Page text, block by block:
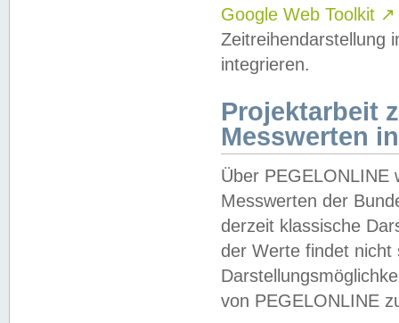
Google Web Toolkit ↗
Zeitreihendarstellung
integrieren.
Projektarbeit
Messwerten
Über PEGELONLINE
Messwerten der
derzeit klassische
der Werte findet
von PEGELONLINE